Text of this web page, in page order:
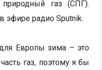
газ (СПГ).
в эфире радио Sputnik.
Европы зима – это
газ, поэтому я бы